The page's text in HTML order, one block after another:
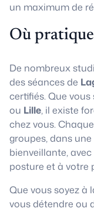
un maximum de
Où
De nombreux
des séances de
certifiés. Que vous
ou Lille, il existe
chez vous.
groupes, dans
bienveillante,
posture et à votre
Que vous soyez à
vous détendre ou